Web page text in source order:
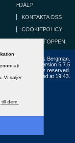
att
Vi säljer
dem.
HJÄLP
KONTAKTA OSS
COOKIEPOLICY
GÅ TILL TOPPEN
2002 av Anders Bergman.
byvBulletin®
Version 5.7.5
vBulletin. All rights reserved.
was generated at 19:43.